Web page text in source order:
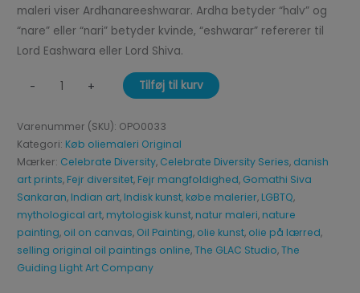
maleri viser Ardhanareeshwarar. Ardha betyder “halv” og
“nare” eller “nari” betyder kvinde, “eshwarar” refererer til
Lord Eashwara eller Lord Shiva.
- + Tilføj til kurv
Varenummer (SKU): OPO0033
Kategori: Køb oliemaleri Original
Mærker: Celebrate Diversity, Celebrate Diversity Series, danish
art prints, Fejr diversitet, Fejr mangfoldighed, Gomathi Siva
Sankaran, Indian art, Indisk kunst, købe malerier, LGBTQ,
mythological art, mytologisk kunst, natur maleri, nature
painting, oil on canvas, Oil Painting, olie kunst, olie på lærred,
selling original oil paintings online,The GLAC Studio,The
Guiding Light Art Company